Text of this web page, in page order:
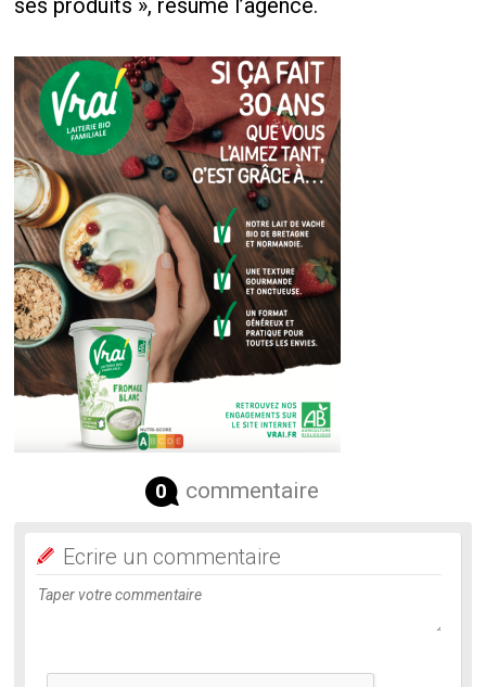
ses produits », résume l’agence.
0 commentaire
Ecrire un commentaire